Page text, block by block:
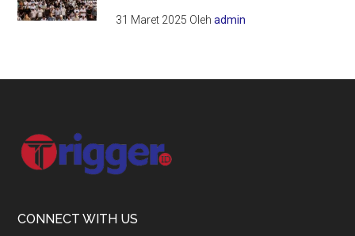
31 Maret 2025 Olehadmin
Footer
CONNECT WITH US